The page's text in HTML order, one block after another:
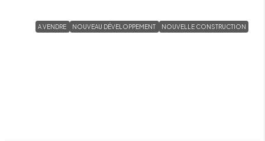
A VENDRE NOUVEAU DÉVELOPPEMENT NOUVELLE CONSTRUCTION